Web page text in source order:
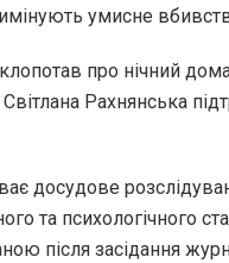
умисне
про нічний
Рахнянська
досудове
та психологічного
після засідання